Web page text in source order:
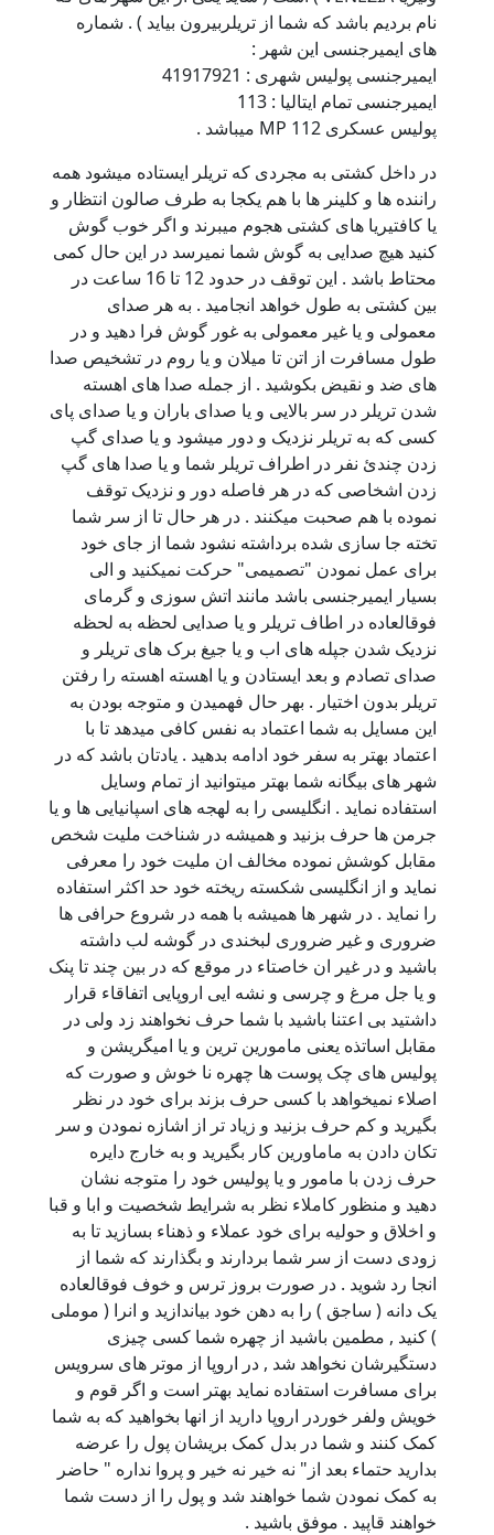
نام بردیم باشد که شما از تریلربیرون بیاید ) . شماره
های ایمیرجنسی این شهر :
ایمیرجنسی پولیس شهری : 41917921
ایمیرجنسی تمام ایتالیا : 113
پولیس عسکری MP 112 میباشد .
در داخل کشتی به مجردی که تریلر ایستاده میشود همه
راننده ها و کلینر ها با هم یکجا به طرف صالون انتظار و
یا کافتیریا های کشتی هجوم میبرند و اگر خوب گوش
کنید هیچ صدایی به گوش شما نمیرسد در این حال کمی
محتاط باشد . این توقف در حدود 12 تا 16 ساعت در
بین کشتی به طول خواهد انجامید . به هر صدای
معمولی و یا غیر معمولی به غور گوش فرا دهید و در
طول مسافرت از اتن تا میلان و یا روم در تشخیص صدا
های ضد و نقیض بکوشید . از جمله صدا های اهسته
شدن تریلر در سر بالایی و یا صدای باران و یا صدای پای
کسی که به تریلر نزدیک و دور میشود و یا صدای گپ
زدن چندئ نفر در اطراف تریلر شما و یا صدا های گپ
زدن اشخاصی که در هر فاصله دور و نزدیک توقف
نموده با هم صحبت میکنند . در هر حال تا از سر شما
تخته جا سازی شده برداشته نشود شما از جای خود
برای عمل نمودن "تصمیمی" حرکت نمیکنید و الی
بسیار ایمیرجنسی باشد مانند اتش سوزی و گرمای
فوقالعاده در اطاف تریلر و یا صدایی لحظه به لحظه
نزدیک شدن جپله های اب و یا جیغ برک های تریلر و
صدای تصادم و بعد ایستادن و یا اهسته اهسته را رفتن
تریلر بدون اختیار . بهر حال فهمیدن و متوجه بودن به
این مسایل به شما اعتماد به نفس کافی میدهد تا با
اعتماد بهتر به سفر خود ادامه بدهید . یادتان باشد که در
شهر های بیگانه شما بهتر میتوانید از تمام وسایل
استفاده نماید . انگلیسی را به لهجه های اسپانیایی ها و یا
جرمن ها حرف بزنید و همیشه در شناخت ملیت شخص
مقابل کوشش نموده مخالف ان ملیت خود را معرفی
نماید و از انگلیسی شکسته ریخته خود حد اکثر استفاده
را نماید . در شهر ها همیشه با همه در شروع حرافی ها
ضروری و غیر ضروری لبخندی در گوشه لب داشته
باشید و در غیر ان خاصتاء در موقع که در بین چند تا پنک
و یا جل مرغ و چرسی و نشه ایی اروپایی اتفاقاء قرار
داشتید بی اعتنا باشید با شما حرف نخواهند زد ولی در
مقابل اساتذه یعنی مامورین ترین و یا امیگریشن و
پولیس های چک پوست ها چهره نا خوش و صورت که
اصلاء نمیخواهد با کسی حرف بزند برای خود در نظر
بگیرید و کم حرف بزنید و زیاد تر از اشازه نمودن و سر
تکان دادن به ماماورین کار بگیرید و به خارج دایره
حرف زدن با مامور و یا پولیس خود را متوجه نشان
دهید و منظور کاملاء نظر به شرایط شخصیت و ابا و قبا
و اخلاق و حولیه برای خود عملاء و ذهناء بسازید تا به
زودی دست از سر شما بردارند و بگذارند که شما از
انجا رد شوید . در صورت بروز ترس و خوف فوقالعاده
یک دانه ( ساجق ) را به دهن خود بیاندازید و انرا ( موملی
) کنید , مطمین باشید از چهره شما کسی چیزی
دستگیرشان نخواهد شد , در اروپا از موتر های سرویس
برای مسافرت استفاده نماید بهتر است و اگر قوم و
خویش ولفر خوردر اروپا دارید از انها بخواهید که به شما
کمک کنند و شما در بدل کمک بریشان پول را عرضه
بدارید حتماء بعد از" نه خیر نه خیر و پروا نداره " حاضر
به کمک نمودن شما خواهند شد و پول را از دست شما
خواهند قاپید . موفق باشید .